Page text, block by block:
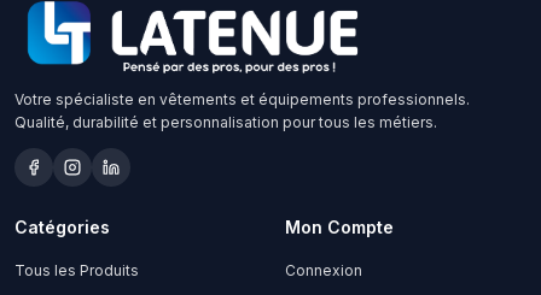
Votre spécialiste en vêtements et équipements professionnels.
Qualité, durabilité et personnalisation pour tous les métiers.
Catégories
Tous les Produits
Mon Compte
Connexion